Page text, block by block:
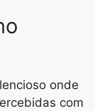
onde
com